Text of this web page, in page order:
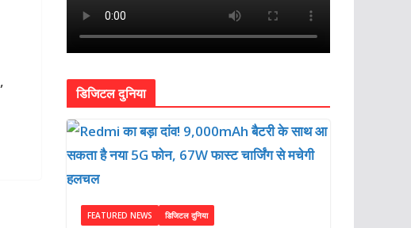
डिजिटल दुनिया
FEATURED NEWS डिजिटल दुनिया